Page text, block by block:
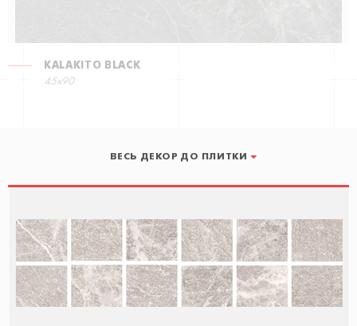
KALAKITO BLACK
45x90
ВЕСЬ ДЕКОР ДО ПЛИТКИ